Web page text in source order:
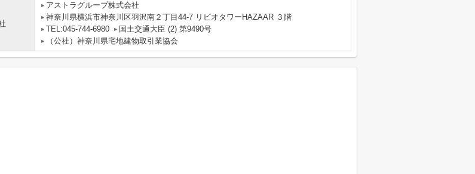
アストラグループ株式会社
神奈川県横浜市神奈川区羽沢南２丁目44-7 リビオタワーHAZAAR ３階
TEL:045-744-6980
国土交通大臣 (2) 第9490号
（公社）神奈川県宅地建物取引業協会